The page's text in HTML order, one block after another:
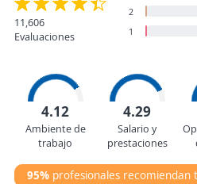
11,606
Evaluaciones
2
1
4.12
Ambiente de
trabajo
4.29
Salario y
prestaciones
95% profesionales recomiendan